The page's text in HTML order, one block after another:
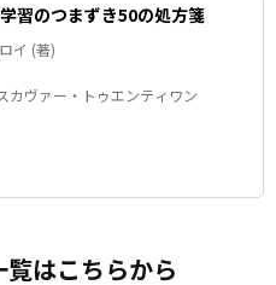
習のつまずき50の処方箋
西澤 ロイ (著)
カヴァー・トゥエンティワン
はこちらから